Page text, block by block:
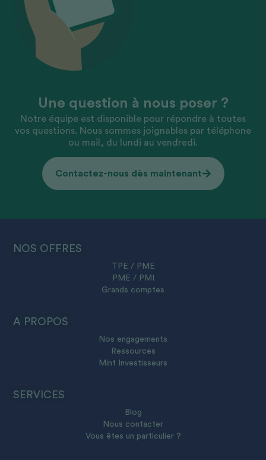
Une question à nous poser ?
Notre équipe est disponible pour répondre à toutes
vos questions. Nous sommes joignables par téléphone
ou mail, du lundi au vendredi.
Contactez-nous dès maintenant
NOS OFFRES
TPE / PME
PME / PMI
Grands comptes
Nos engagements
Ressources
Mint Investisseurs
A PROPOS
SERVICES
Blog
Nous contacter
Vous êtes un particulier ?